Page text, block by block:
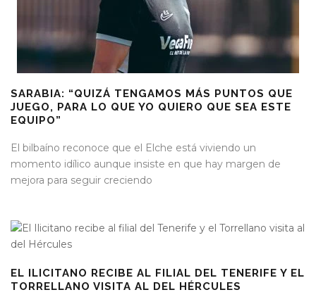
SARABIA: “QUIZÁ TENGAMOS MÁS PUNTOS QUE
JUEGO, PARA LO QUE YO QUIERO QUE SEA ESTE
EQUIPO”
El bilbaíno reconoce que el Elche está viviendo un
momento idílico aunque insiste en que hay margen de
mejora para seguir creciendo
EL ILICITANO RECIBE AL FILIAL DEL TENERIFE Y EL
TORRELLANO VISITA AL DEL HÉRCULES